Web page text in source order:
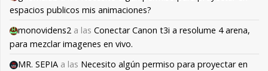
espacios publicos mis animaciones?
monovidens2 a las Conectar Canon t3i a resolume 4 arena,
para mezclar imagenes en vivo.
MR. SEPIA a las Necesito algún permiso para proyectar en